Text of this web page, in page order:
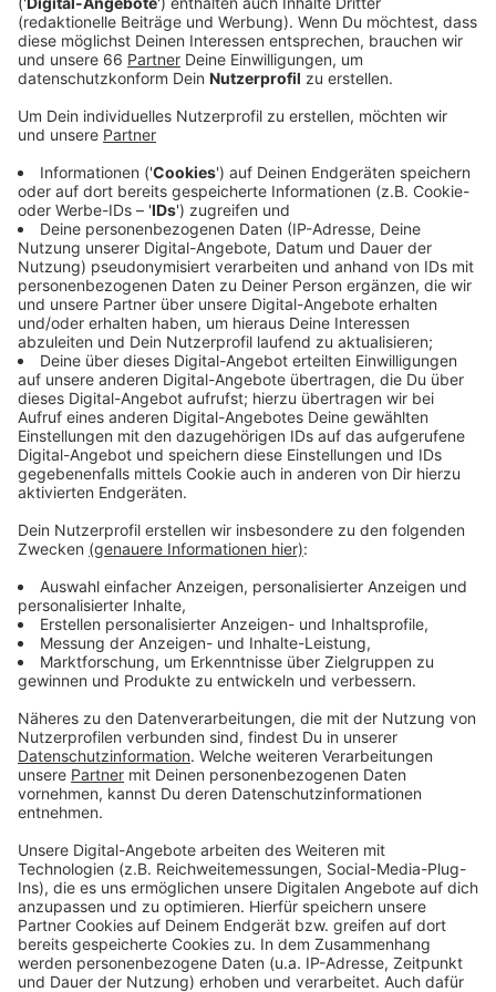
Krankenhäusern haben die Stadt zu dieser
Entscheidung gebracht.
Montag, 19.04.2021 05:30
Dafür kehren ab heute die Schüler wieder in den
Wechselunterricht zurück. "Fragt sich nur wie lange",
gibt die Landeselternschaft angesichts der
Pandemie-Entwicklung zu bedenken. Auch die
Lehrergewerkschaft Erziehung und Wissenschaft hat
einige Kritikpunkte. So möchte sie, dass vor allem
geschultestes Personal die Corona-Tests bei den
Schülern vornimmt. Außerdem kritisiert sie, dass noch
immer ungeimpfte Lehrer ab heute wieder im
Klassenraum unterrichten müssen.
Unsere Corona-Sonderseite!
Corona-Infos der Stadt Düsseldorf!
Unser Live-Ticker zum Coronavirus!
Die aktuell gültige Coronaschutzverordnung des
Landes NRW!
Terminvereinbarung für Corona-Schutzimpfungen!
Anzeige
Anzeige